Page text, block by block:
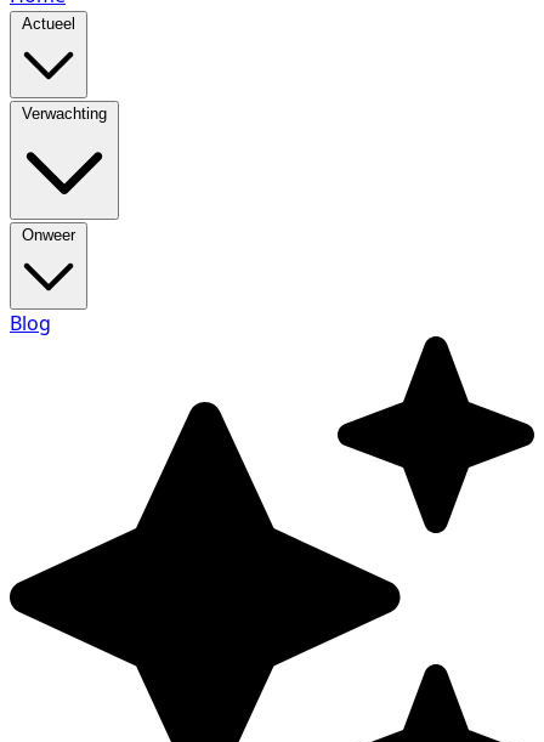
Actueel
Verwachting
Onweer
Blog